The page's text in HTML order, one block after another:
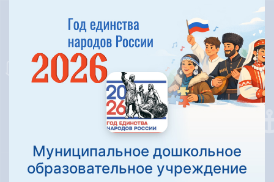
Муниципальное дошкольное
образовательное учреждение